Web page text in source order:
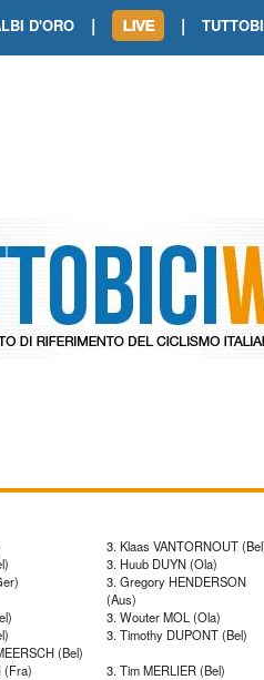
D'ORO |
TOUR DE FRANCE.
TOUR DE FRANCE.
|
3. Klaas VANTORNOUT
3. Huub DUYN (Ola)
3. Gregory HENDERSON
(Aus)
3. Wouter MOL (Ola)
3. Timothy DUPONT (Bel)
(Bel)
(Fra)
3. Tim MERLIER (Bel)